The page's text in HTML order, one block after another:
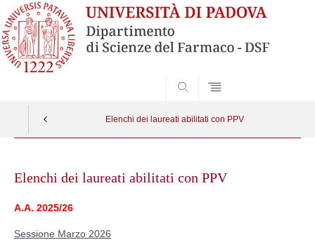
Elenchi dei laureati abilitati con PPV
contentElenchi dei laureati abilitati con PPV
A.A. 2025/26
Sessione Marzo 2026